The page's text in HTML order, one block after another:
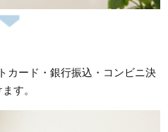
カード・銀行振込・コンビニ決
す。